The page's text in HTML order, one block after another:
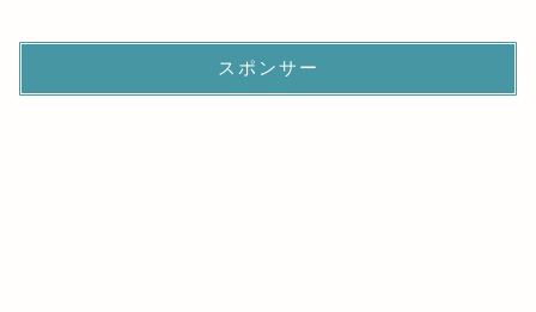
スポンサー